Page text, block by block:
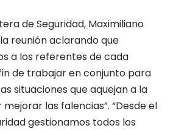
de Seguridad, Maximiliano
reunión aclarando que
a los referentes de cada
de trabajar en conjunto para
situaciones que aquejan a la
las falencias”. “Desde el
gestionamos todos los